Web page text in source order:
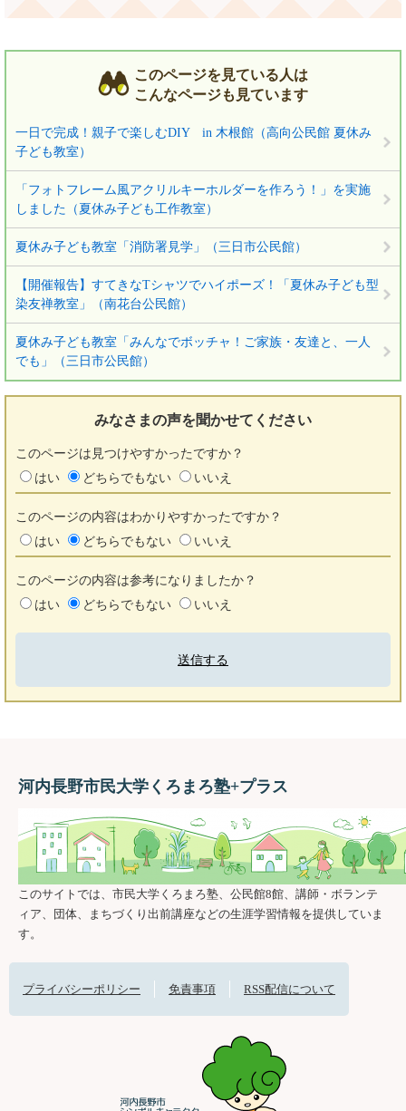
このページを見ている人は
こんなページも見ています
一日で完成！親子で楽しむDIY in 木根館（高向公民館 夏休み
子ども教室）
「フォトフレーム風アクリルキーホルダーを作ろう！」を実施
しました（夏休み子ども工作教室）
夏休み子ども教室「消防署見学」（三日市公民館）
【開催報告】すてきなTシャツでハイポーズ！「夏休み子ども型
染友禅教室」（南花台公民館）
夏休み子ども教室「みんなでボッチャ！ご家族・友達と、一人
でも」（三日市公民館）
みなさまの声を聞かせてください
このページは見つけやすかったですか？
はい
どちらでもない いいえ
このページの内容はわかりやすかったですか？
はい
どちらでもない いいえ
このページの内容は参考になりましたか？
はい
どちらでもない いいえ
河内長野市民大学くろまろ塾+プラス
このサイトでは、市民大学くろまろ塾、公民館8館、講師・ボランテ
ィア、団体、まちづくり出前講座などの生涯学習情報を提供していま
す。
プライバシーポリシー 免責事項 RSS配信について